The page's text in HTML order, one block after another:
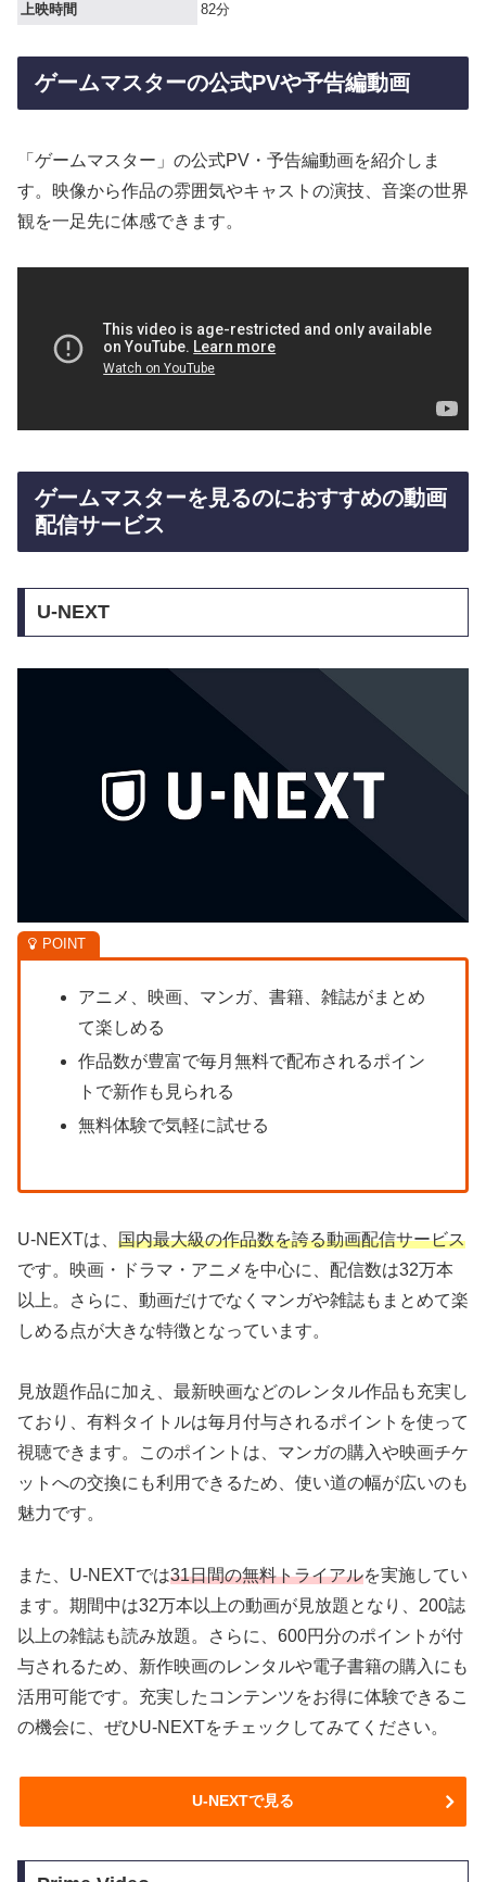
上映時間
82分
ゲームマスターの公式PVや予告編動画
「ゲームマスター」の公式PV・予告編動画を紹介しま
す。映像から作品の雰囲気やキャストの演技、音楽の世界
観を一足先に体感できます。
ゲームマスターを見るのにおすすめの動画
配信サービス
U-NEXT
アニメ、映画、マンガ、書籍、雑誌がまとめ
て楽しめる
作品数が豊富で毎月無料で配布されるポイン
トで新作も見られる
無料体験で気軽に試せる
U-NEXTは、 国内最大級の作品数を誇る動画配信サービス
です。映画・ドラマ・アニメを中心に、配信数は32万本
以上。さらに、動画だけでなくマンガや雑誌もまとめて楽
しめる点が大きな特徴となっています。
見放題作品に加え、最新映画などのレンタル作品も充実し
ており、有料タイトルは毎月付与されるポイントを使って
視聴できます。このポイントは、マンガの購入や映画チケ
ットへの交換にも利用できるため、使い道の幅が広いのも
魅力です。
また、U-NEXTでは31日間の無料トライアルを実施してい
ます。期間中は32万本以上の動画が見放題となり、200誌
以上の雑誌も読み放題。さらに、600円分のポイントが付
与されるため、新作映画のレンタルや電子書籍の購入にも
活用可能です。充実したコンテンツをお得に体験できるこ
の機会に、ぜひU-NEXTをチェックしてみてください。
U-NEXTで見る